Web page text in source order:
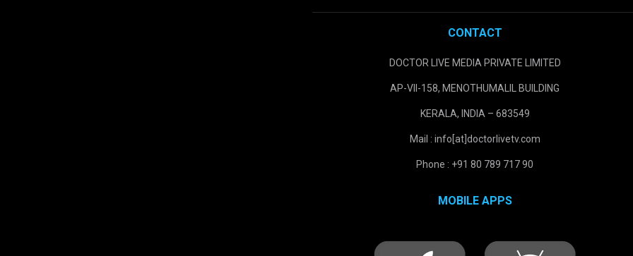
CONTACT
DOCTOR LIVE MEDIA PRIVATE LIMITED
AP-VII-158, MENOTHUMALIL BUILDING
KERALA, INDIA – 683549
Mail : info[at]doctorlivetv.com
Phone : +91 80 789 717 90
MOBILE APPS